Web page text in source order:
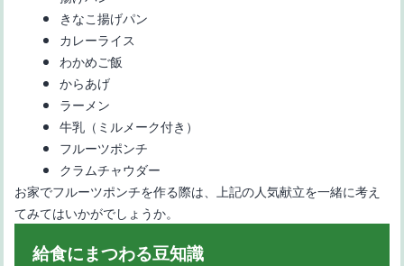
きなこ揚げパン
カレーライス
わかめご飯
からあげ
ラーメン
牛乳（ミルメーク付き）
フルーツポンチ
クラムチャウダー
お家でフルーツポンチを作る際は、上記の人気献立を一緒に考え
てみてはいかがでしょうか。
給食にまつわる豆知識